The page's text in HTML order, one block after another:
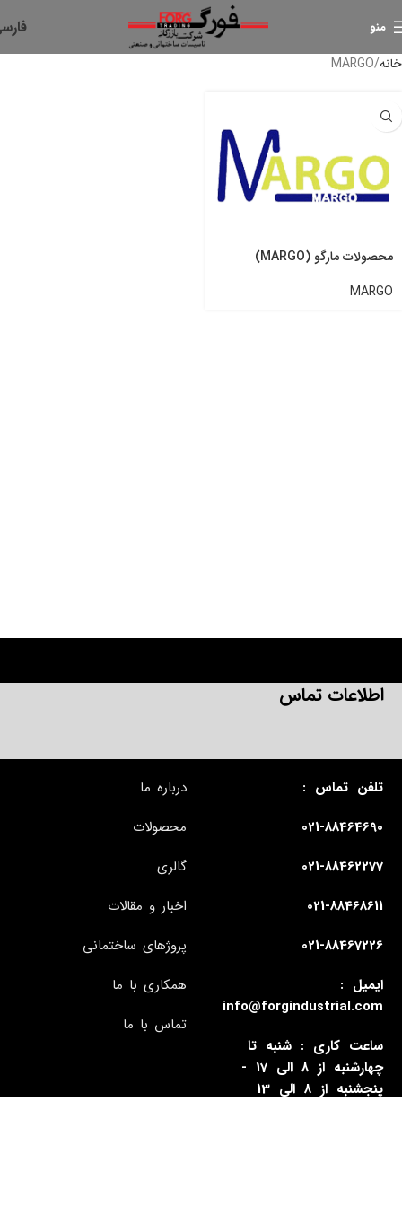
منو
خانه MARGO
محصولات مارگو (MARGO)
MARGO
اطلاعات تماس
تلفن تماس :
021-88464690
021-88462277
021-88468611
021-88467226
ایمیل :
info@forgindustrial.com
ساعت کاری : شنبه تا
چهارشنبه از 8 الی 17 -
پنجشنبه از 8 الی 13
درباره ما
محصولات
گالری
اخبار و مقالات
پروژهای ساختمانی
همکاری با ما
تماس با ما